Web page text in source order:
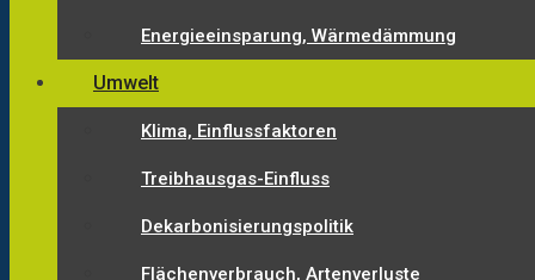
Energieeinsparung, Wärmedämmung
Umwelt
Klima, Einflussfaktoren
Treibhausgas-Einfluss
Dekarbonisierungspolitik
Flächenverbrauch, Artenverluste